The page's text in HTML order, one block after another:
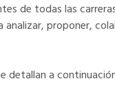
de todas las
proponer,
detallan a